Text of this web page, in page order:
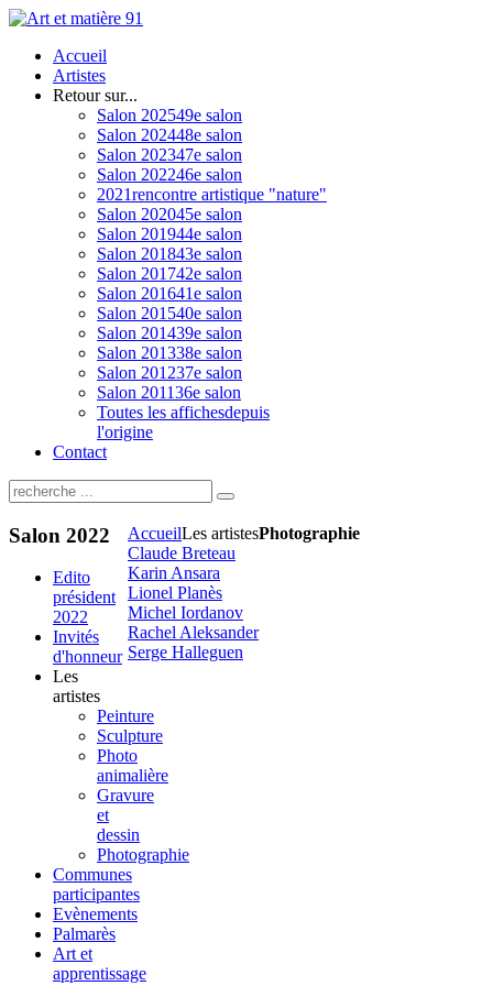
Accueil
Artistes
Retour sur...
Salon 202549e salon
Salon 202448e salon
Salon 202347e salon
Salon 202246e salon
2021rencontre artistique "nature"
Salon 202045e salon
Salon 201944e salon
Salon 201843e salon
Salon 201742e salon
Salon 201641e salon
Salon 201540e salon
Salon 201439e salon
Salon 201338e salon
Salon 201237e salon
Salon 201136e salon
Toutes les affichesdepuis
l'origine
Contact
AccueilLes artistesPhotographie
Claude Breteau
Karin Ansara
Lionel Planès
Michel Iordanov
Rachel Aleksander
Serge Halleguen
Salon 2022
Edito
président
2022
Invités
d'honneur
Les
artistes
Peinture
Sculpture
Photo
animalière
Gravure
et
dessin
Photographie
Communes
participantes
Evènements
Palmarès
Art et
apprentissage